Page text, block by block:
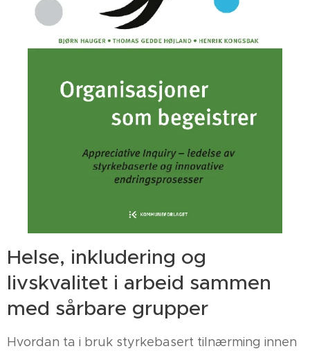
Helse, inkludering og
livskvalitet i arbeid sammen
med sårbare grupper
Hvordan ta i bruk styrkebasert tilnærming innen